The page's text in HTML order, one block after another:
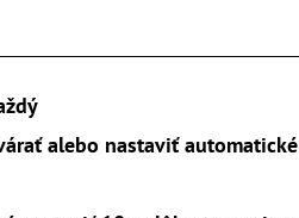
alebo nastaviť